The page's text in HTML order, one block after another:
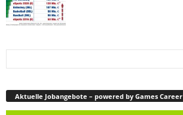
Aktuelle Jobangebote – powered by Games Career